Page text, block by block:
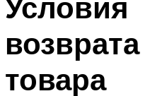
Условия
возврата
товара